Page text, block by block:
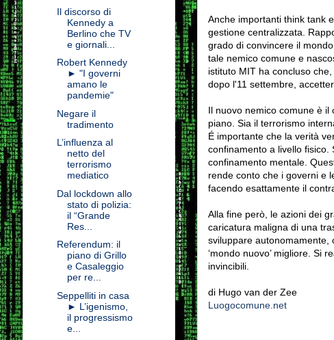
Anche importanti think tank
gestione centralizzata.
grado di convincere il
tale nemico comune e
istituto MIT ha concluso
dopo l'11 settembre,
Il nuovo nemico comune è
piano. Sia il terrorismo
É importante che la verità
confinamento a livello
confinamento mentale.
rende conto che i governi e
facendo esattamente il
Alla fine però, le azioni dei
caricatura maligna di una
sviluppare autonomamente,
‘mondo nuovo’ migliore. Si
invincibili.
di Hugo van der Zee
Luogocomune.net
Il discorso di
Kennedy a
Berlino che TV
e giornali...
Robert Kennedy
► "I governi
amano le
pandemie"
Negare il
tradimento
L’influenza al
netto del
terrorismo
mediatico
Dal lockdown allo
stato di polizia:
il “Grande
Res...
Referendum: il
piano di Grillo
e Casaleggio
per re...
Seppelliti in casa
► L’igenismo,
il progressismo
e...